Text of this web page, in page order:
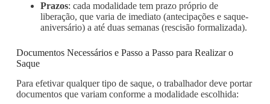
Prazos: cada modalidade tem prazo próprio de
liberação, que varia de imediato (antecipações e saque-
aniversário) a até duas semanas (rescisão formalizada).
Documentos Necessários e Passo a Passo para Realizar o
Saque
Para efetivar qualquer tipo de saque, o trabalhador deve portar
documentos que variam conforme a modalidade escolhida: